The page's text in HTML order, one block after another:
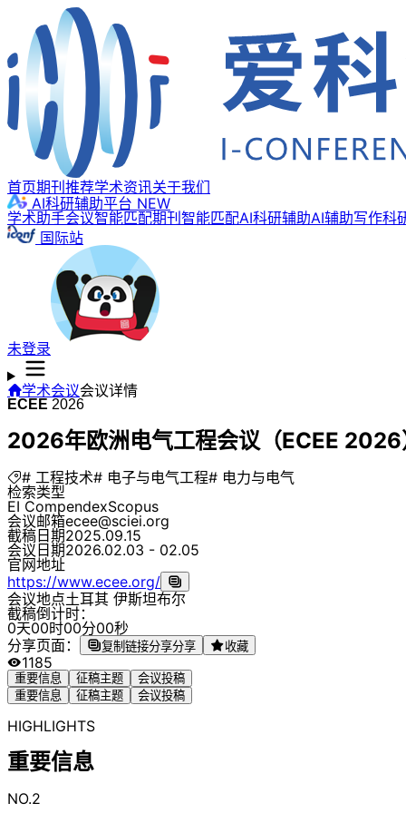
首页期刊推荐学术资讯关于我们
AI科研辅助平台 NEW
学术助手会议智能匹配期刊智能匹配AI科研辅助AI辅助写作科
国际站
未登录
学术会议会议详情
ECEE 2026
2026年欧洲电气工程会议（ECEE 2026
# 工程技术# 电子与电气工程# 电力与电气
检索类型
EI CompendexScopus
会议邮箱ecee@sciei.org
截稿日期2025.09.15
会议日期2026.02.03 - 02.05
官网地址
https://www.ecee.org/
会议地点土耳其 伊斯坦布尔
截稿倒计时：
0天00时00分00秒
分享页面：
复制链接分享分享 收藏
1185
重要信息 征稿主题
会议投稿
重要信息
征稿主题 会议投稿
HIGHLIGHTS
重要信息
NO.2